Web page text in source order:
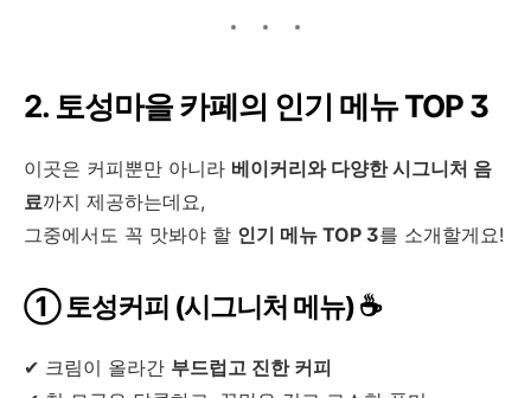
2. 토성마을 카페의 인기 메뉴 TOP 3
이곳은 커피뿐만 아니라 베이커리와 다양한 시그니처 음
료까지 제공하는데요,
그중에서도 꼭 맛봐야 할 인기 메뉴 TOP 3를 소개할게요!
① 토성커피 (시그니처 메뉴) ☕
✔ 크림이 올라간 부드럽고 진한 커피